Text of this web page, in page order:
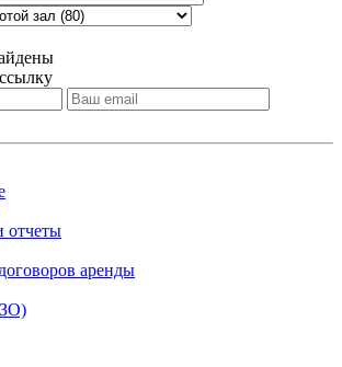
отчеты
аренды